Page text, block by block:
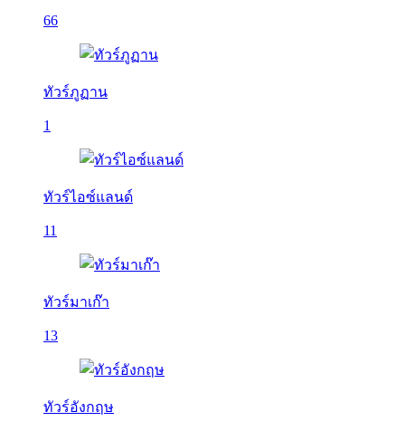
66
ทัวร์ภูฏาน
1
ทัวร์ไอซ์แลนด์
11
ทัวร์มาเก๊า
13
ทัวร์อังกฤษ